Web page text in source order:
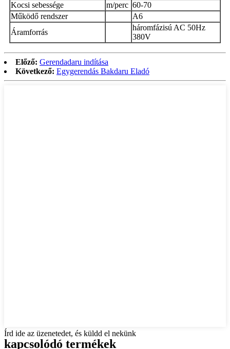
Kocsi sebessége
m/perc 60-70
Működő rendszer
A6
Áramforrás
háromfázisú AC 50Hz
380V
Előző: Gerendadaru indítása
Következő: Egygerendás Bakdaru Eladó
Írd ide az üzenetedet, és küldd el nekünk
kapcsolódó termékek